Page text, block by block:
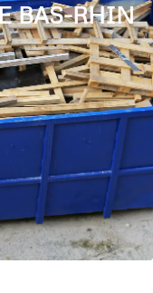
BAS-RHIN